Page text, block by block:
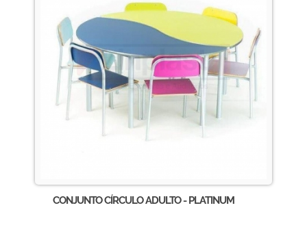
CONJUNTO CÍRCULO ADULTO - PLATINUM